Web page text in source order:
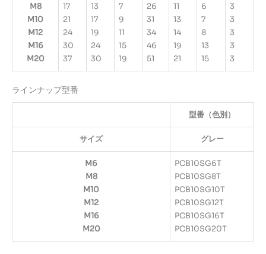
M8
M10
M12
M16
M20
17
21
24
30
37
13
17
19
24
30
7
9
11
15
19
26
31
34
46
51
11
13
14
19
21
6
7
8
13
15
3
3
3
3
3
ラインナップ型番
型番（色別）
サイズ グレー
M6
M8
M10
M12
M16
M20
PCB10SG6T
PCB10SG8T
PCB10SG10T
PCB10SG12T
PCB10SG16T
PCB10SG20T